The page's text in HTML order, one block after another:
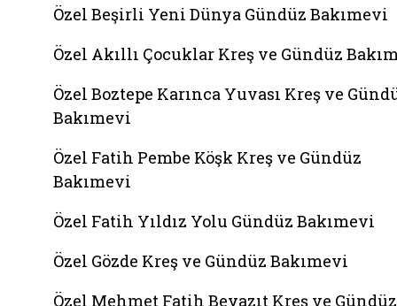
Özel Beşirli Yeni Dünya Gündüz Bakımevi
Özel Akıllı Çocuklar Kreş ve Gündüz
Özel Boztepe Karınca Yuvası Kreş ve
Bakımevi
Özel Fatih Pembe Köşk Kreş ve Gündüz
Bakımevi
Özel Fatih Yıldız Yolu Gündüz Bakımevi
Özel Gözde Kreş ve Gündüz Bakımevi
Özel Mehmet Fatih Beyazıt Kreş ve Gündüz